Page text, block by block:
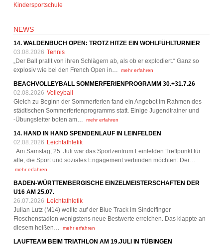
Kindersportschule
NEWS
14. WALDENBUCH OPEN: TROTZ HITZE EIN WOHLFÜHLTURNIER
03.08.2026 Tennis
„Der Ball prallt von ihren Schlägern ab, als ob er explodiert.“ Ganz so
explosiv wie bei den French Open in…
mehr erfahren
BEACHVOLLEYBALL SOMMERFERIENPROGRAMM 30.+31.7.26
02.08.2026 Volleyball
Gleich zu Beginn der Sommerferien fand ein Angebot im Rahmen des
städtischen Sommerferienprogramms statt. Einige Jugendtrainer und
-Übungsleiter boten am…
mehr erfahren
14. HAND IN HAND SPENDENLAUF IN LEINFELDEN
02.08.2026 Leichtathletik
Am Samstag, 25. Juli war das Sportzentrum Leinfelden Treffpunkt für
alle, die Sport und soziales Engagement verbinden möchten: Der…
mehr erfahren
BADEN-WÜRTTEMBERGISCHE EINZELMEISTERSCHAFTEN DER
U16 AM 25.07.
26.07.2026 Leichtathletik
Julian Lutz (M14) wollte auf der Blue Track im Sindelfinger
Floschenstadion wenigstens neue Bestwerte erreichen. Das klappte an
diesem heißen…
mehr erfahren
LAUFTEAM BEIM TRIATHLON AM 19.JULI IN TÜBINGEN